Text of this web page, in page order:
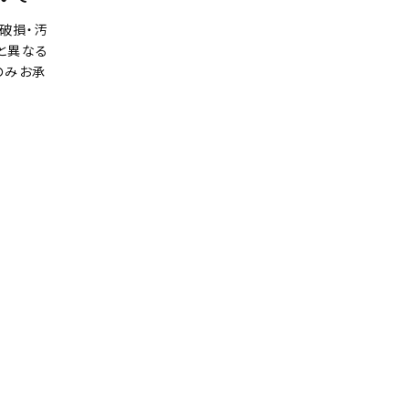
損・汚
異なる
みお承